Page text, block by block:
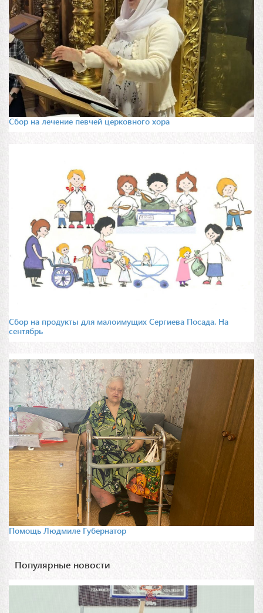
Сбор на лечение певчей церковного хора
Сбор на продукты для малоимущих Сергиева Посада. На
сентябрь
Помощь Людмиле Губернатор
Популярные новости